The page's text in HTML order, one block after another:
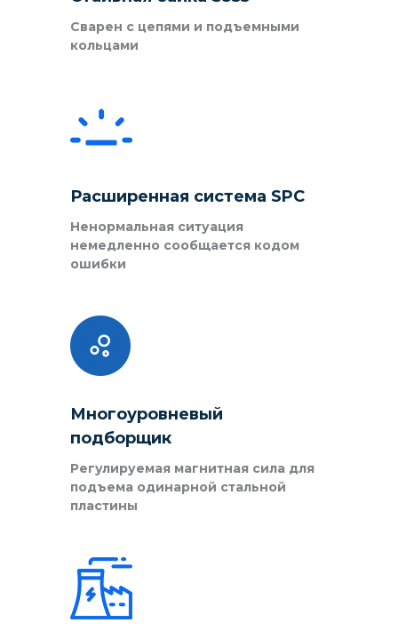
Сварен с цепями и подъемными
кольцами
Расширенная система SPC
Ненормальная ситуация
немедленно сообщается кодом
ошибки
Многоуровневый
подборщик
Регулируемая магнитная сила для
подъема одинарной стальной
пластины